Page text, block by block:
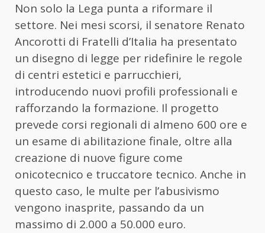
Non solo la Lega punta a riformare il
settore. Nei mesi scorsi, il senatore Renato
Ancorotti di Fratelli d’Italia ha presentato
un disegno di legge per ridefinire le regole
di centri estetici e parrucchieri,
introducendo nuovi profili professionali e
rafforzando la formazione. Il progetto
prevede corsi regionali di almeno 600 ore e
un esame di abilitazione finale, oltre alla
creazione di nuove figure come
onicotecnico e truccatore tecnico. Anche in
questo caso, le multe per l’abusivismo
vengono inasprite, passando da un
massimo di 2.000 a 50.000 euro.